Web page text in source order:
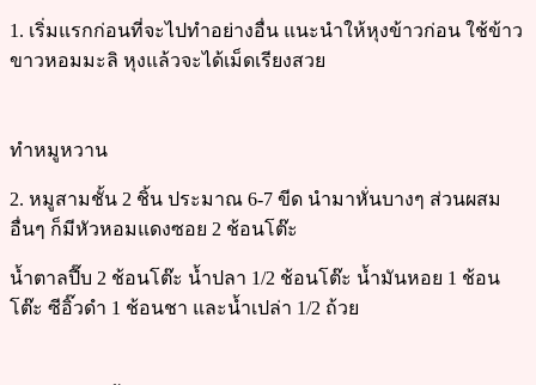
1. เริ่มแรกก่อนที่จะไปทำอย่างอื่น แนะนำให้หุงข้าวก่อน ใช้ข้าว
ขาวหอมมะลิ หุงแล้วจะได้เม็ดเรียงสวย
ทำหมูหวาน
2. หมูสามชั้น 2 ชิ้น ประมาณ 6-7 ขีด นำมาหั่นบางๆ ส่วนผสม
อื่นๆ ก็มีหัวหอมแดงซอย 2 ช้อนโต๊ะ
น้ำตาลปี๊บ 2 ช้อนโต๊ะ น้ำปลา 1/2 ช้อนโต๊ะ น้ำมันหอย 1 ช้อน
โต๊ะ ซีอิ๊วดำ 1 ช้อนชา และน้ำเปล่า 1/2 ถ้วย